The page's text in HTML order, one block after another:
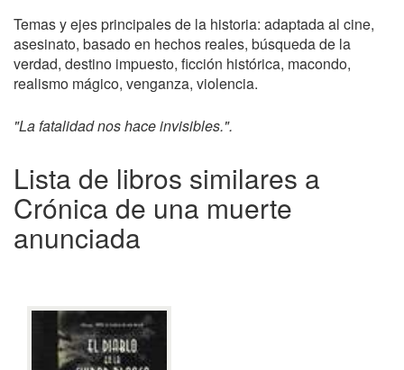
Temas y ejes principales de la historia: adaptada al cine,
asesinato, basado en hechos reales, búsqueda de la
verdad, destino impuesto, ficción histórica, macondo,
realismo mágico, venganza, violencia.
"La fatalidad nos hace invisibles.".
Lista de libros similares a
Crónica de una muerte
anunciada